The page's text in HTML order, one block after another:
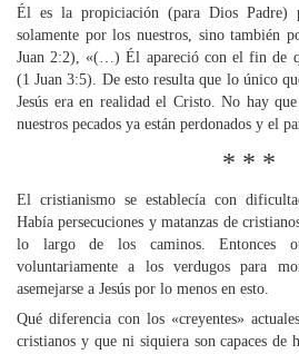
Él es la propiciación (para Dios Padre)
solamente por los nuestros, sino también
Juan 2:2), «(…) Él apareció con el fin de
(1 Juan 3:5). De esto resulta que lo único
Jesús era en realidad el Cristo. No hay
nuestros pecados ya están perdonados y el
* * *
El cristianismo se establecía con
Había persecuciones y matanzas de
lo largo de los caminos. Entonces
voluntariamente a los verdugos para
asemejarse a Jesús por lo menos en esto.
Qué diferencia con los «creyentes»
cristianos y que ni siquiera son capaces de